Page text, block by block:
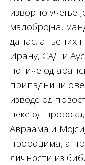
изворно учење
малобројна,
данас, а њених
Ирану, САД и
потиче од
припадници ове
изводе од
неке од пророка,
Авраама и
пророцима, а
личности из